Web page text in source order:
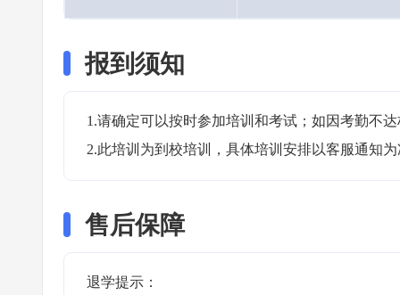
报到须知
1.请确定可以按时参加培训和考试；如因考勤不
2.此培训为到校培训，具体培训安排以客服通知
售后保障
退学提示：